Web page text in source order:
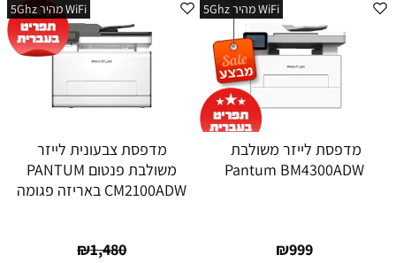
WiFi מהיר 5Ghz
מדפסת לייזר משולבת
Pantum BM4300ADW
₪999
WiFi מהיר 5Ghz
מדפסת צבעונית לייזר
משולבת פנטום PANTUM
CM2100ADW באריזה פגומה
₪1,480